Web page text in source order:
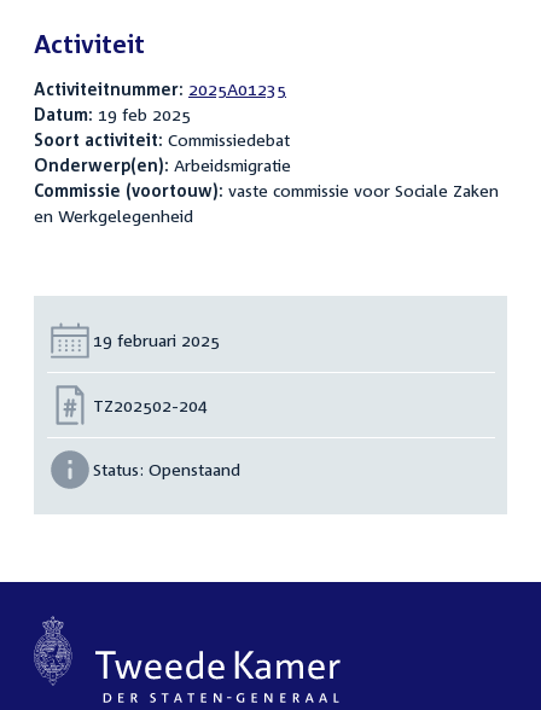
Activiteit
Activiteitnummer: 2025A01235
Datum: 19 feb 2025
Soort activiteit: Commissiedebat
Onderwerp(en): Arbeidsmigratie
Commissie (voortouw): vaste commissie voor Sociale Zaken
en Werkgelegenheid
Datum:
19 februari 2025
Nummer:
TZ202502-204
Status: Openstaand